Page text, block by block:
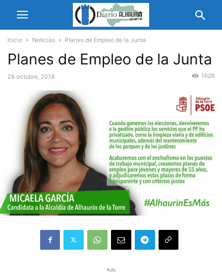
Inicio Noticias Planes de Empleo de la Junta
Planes de Empleo de la Junta
24 octubre, 2018 1626
Ads